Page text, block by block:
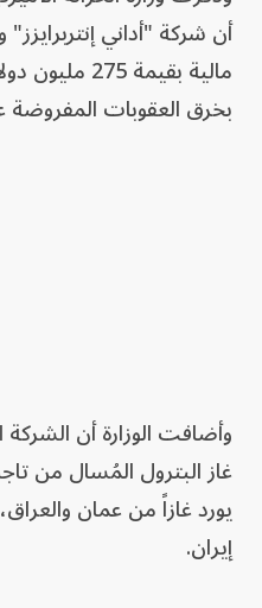
أن شركة "أداني
مالية بقيمة
بخرق العقوبات المفروضة
وأضافت الوزارة أن
غاز البترول المُسال من
يورد غازاً من عمان
إيران.